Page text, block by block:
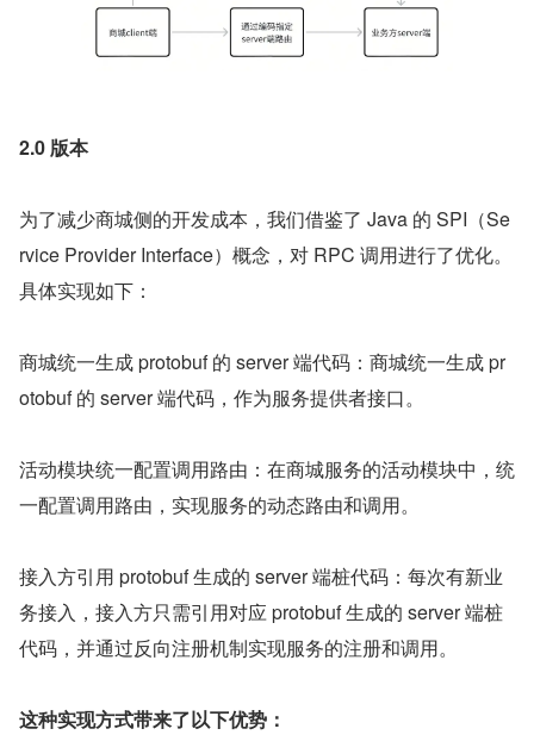
2.0 版本
为了减少商城侧的开发成本，我们借鉴了 Java 的 SPI（Se
rvice Provider Interface）概念，对 RPC 调用进行了优化。
具体实现如下：
商城统一生成 protobuf 的 server 端代码：商城统一生成 pr
otobuf 的 server 端代码，作为服务提供者接口。
活动模块统一配置调用路由：在商城服务的活动模块中，统
一配置调用路由，实现服务的动态路由和调用。
接入方引用 protobuf 生成的 server 端桩代码：每次有新业
务接入，接入方只需引用对应 protobuf 生成的 server 端桩
代码，并通过反向注册机制实现服务的注册和调用。
这种实现方式带来了以下优势：